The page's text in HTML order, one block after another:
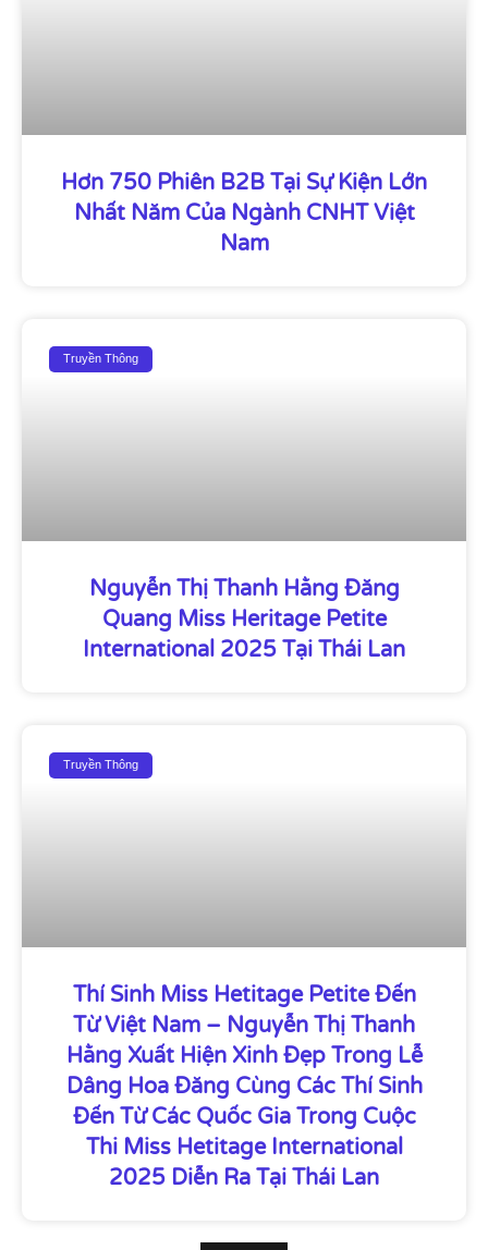
Hơn 750 Phiên B2B Tại Sự Kiện Lớn
Nhất Năm Của Ngành CNHT Việt
Nam
Truyền Thông
Nguyễn Thị Thanh Hằng Đăng
Quang Miss Heritage Petite
International 2025 Tại Thái Lan
Truyền Thông
Thí Sinh Miss Hetitage Petite Đến
Từ Việt Nam – Nguyễn Thị Thanh
Hằng Xuất Hiện Xinh Đẹp Trong Lễ
Dâng Hoa Đăng Cùng Các Thí Sinh
Đến Từ Các Quốc Gia Trong Cuộc
Thi Miss Hetitage International
2025 Diễn Ra Tại Thái Lan